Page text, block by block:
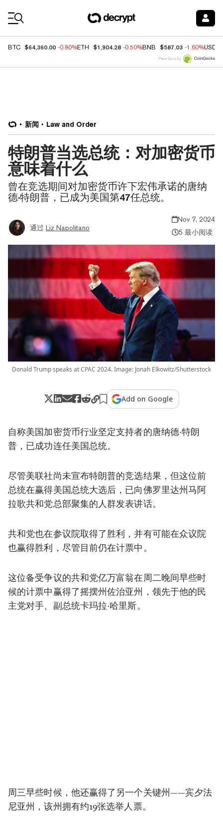
BTC $64,360.00 -0.80%ETH $1,904.28 -0.50%BNB $587.03 -1.60%USDC
Price data by
新闻 Law and Order
特朗普当选总统：对加密货币
意味着什么
曾在竞选期间对加密货币许下宏伟承诺的唐纳
德·特朗普，已成为美国第47任总统。
通过 Liz Napolitano
Nov 7, 2024
5 最小阅读
Donald Trump speaks at CPAC 2024. Image: Jonah Elkowitz/Shutterstock
Add on Google
自称美国加密货币行业坚定支持者的唐纳德·特朗
普，已成功连任美国总统。
尽管美联社尚未宣布特朗普的竞选结果，但这位前
总统在赢得美国总统大选后，已向佛罗里达州马阿
拉歌共和党总部聚集的人群发表讲话。
共和党也在参议院取得了胜利，并有可能在众议院
也赢得胜利，尽管目前仍在计票中。
这位备受争议的共和党亿万富翁在周二晚间早些时
候的计票中赢得了摇摆州佐治亚州，领先于他的民
主党对手、副总统卡玛拉·哈里斯。
周三早些时候，他还赢得了另一个关键州——宾夕法
尼亚州，该州拥有约19张选举人票。